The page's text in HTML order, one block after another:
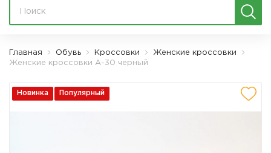
Главная Обувь Кроссовки
Женские кроссовки
Женские кроссовки А-30 черный
Новинка Популярный